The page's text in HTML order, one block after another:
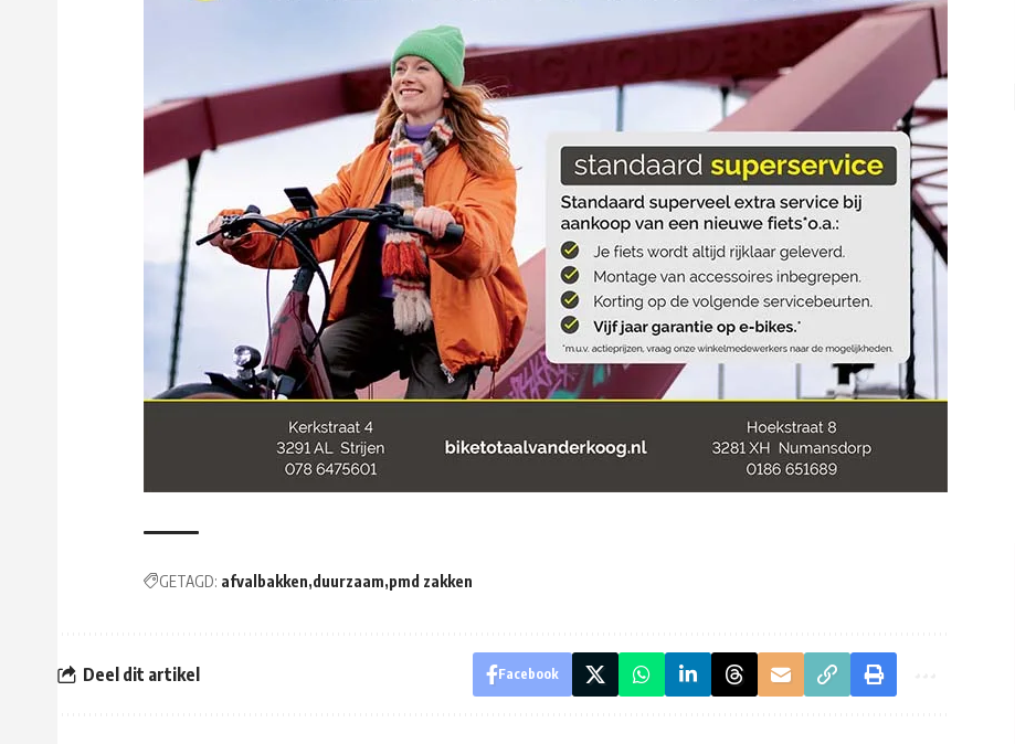
GETAGD: afvalbakken duurzaam pmd zakken
Deel dit artikel Facebook